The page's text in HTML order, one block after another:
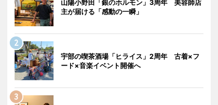
山陽小野田「銀のホルモン」3周年 美容師店
主が届ける「感動の一瞬」
宇部の喫茶酒場「ヒライス」2周年 古着×フ
ード×音楽イベント開催へ